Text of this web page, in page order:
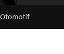
Otomotif